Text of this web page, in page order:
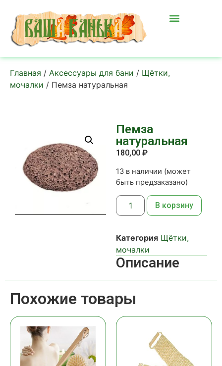
Главная / Аксессуары для бани / Щётки,
мочалки / Пемза натуральная
Пемза
натуральная
180,00 ₽
13 в наличии (может
быть предзаказано)
В корзину
Категория Щётки,
мочалки
Описание
Похожие товары